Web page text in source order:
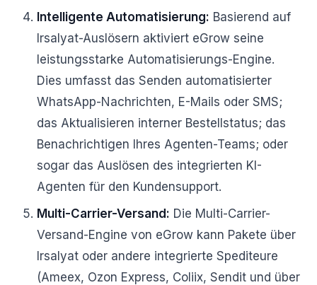
Intelligente Automatisierung: Basierend auf
Irsalyat-Auslösern aktiviert eGrow seine
leistungsstarke Automatisierungs-Engine.
Dies umfasst das Senden automatisierter
WhatsApp-Nachrichten, E-Mails oder SMS;
das Aktualisieren interner Bestellstatus; das
Benachrichtigen Ihres Agenten-Teams; oder
sogar das Auslösen des integrierten KI-
Agenten für den Kundensupport.
Multi-Carrier-Versand: Die Multi-Carrier-
Versand-Engine von eGrow kann Pakete über
Irsalyat oder andere integrierte Spediteure
(Ameex, Ozon Express, Coliix, Sendit und über